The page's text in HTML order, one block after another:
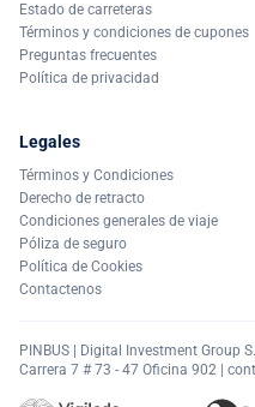
Estado de carreteras
Términos y condiciones de cupones
Preguntas frecuentes
Política de privacidad
Legales
Términos y Condiciones
Derecho de retracto
Condiciones generales de viaje
Póliza de seguro
Política de Cookies
Contactenos
PINBUS | Digital Investment Group
Carrera 7 # 73 - 47 Oficina 902 |